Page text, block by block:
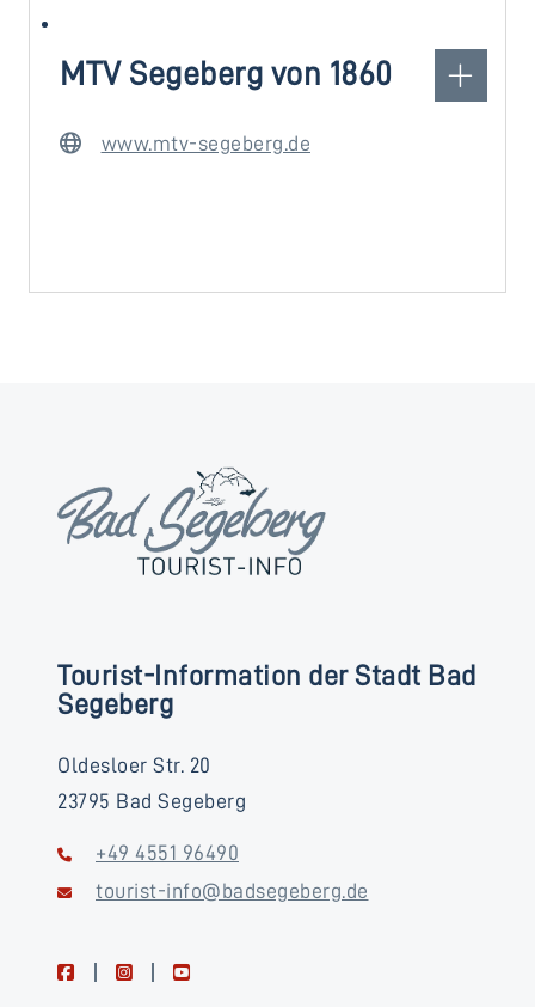
MTV Segeberg von 1860
www.mtv-segeberg.de
Tourist-Information der Stadt Bad
Segeberg
Oldesloer Str. 20
23795 Bad Segeberg
+49 4551 96490
tourist-info@badsegeberg.de
facebookinstagramyoutube